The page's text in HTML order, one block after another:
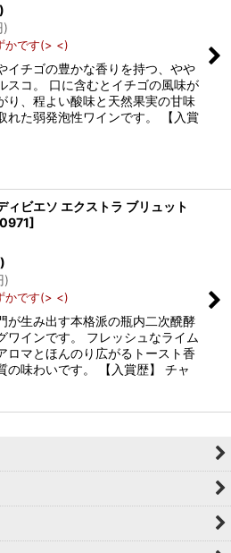
)
かです(> <)
イチゴの豊かな香りを持つ、やや
スコ。 口に含むとイチゴの風味が
り、程よい酸味と天然果実の甘味
れた弱発泡性ワインです。 【入賞
ィビエソ エクストラ ブリュット
]
)
かです(> <)
が生み出す本格派の瓶内二次醗酵
ワインです。 フレッシュなライム
ロマとほんのり広がるトースト香
の味わいです。 【入賞歴】 チャ